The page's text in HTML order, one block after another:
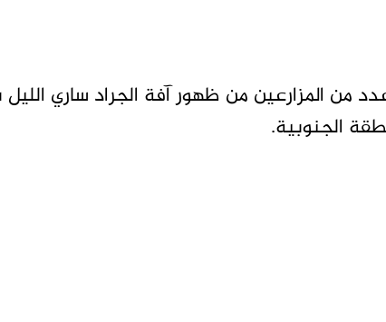
من المزارعين من ظهور آفة الجراد ساري
الجنوبية.